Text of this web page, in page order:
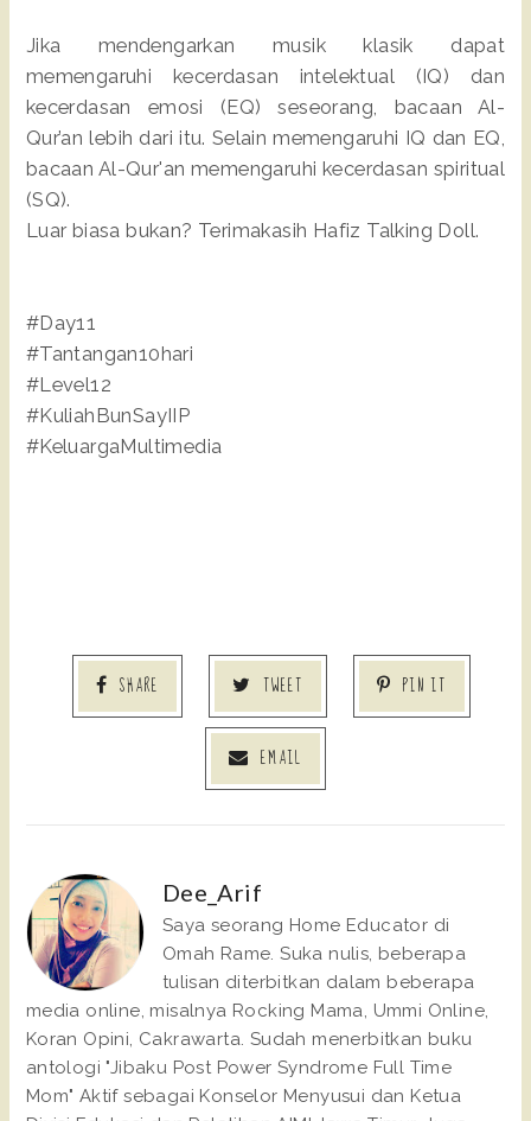
Jika mendengarkan musik klasik dapat
memengaruhi kecerdasan intelektual (IQ) dan
kecerdasan emosi (EQ) seseorang, bacaan Al-
Qur’an lebih dari itu. Selain memengaruhi IQ dan EQ,
bacaan Al-Qur'an memengaruhi kecerdasan spiritual
(SQ).
Luar biasa bukan? Terimakasih Hafiz Talking Doll.
#Day11
#Tantangan10hari
#Level12
#KuliahBunSayIIP
#KeluargaMultimedia
SHARE TWEET PIN IT
EMAIL
Dee_Arif
Saya seorang Home Educator di
Omah Rame. Suka nulis, beberapa
tulisan diterbitkan dalam beberapa
media online, misalnya Rocking Mama, Ummi Online,
Koran Opini, Cakrawarta. Sudah menerbitkan buku
antologi "Jibaku Post Power Syndrome Full Time
Mom" Aktif sebagai Konselor Menyusui dan Ketua